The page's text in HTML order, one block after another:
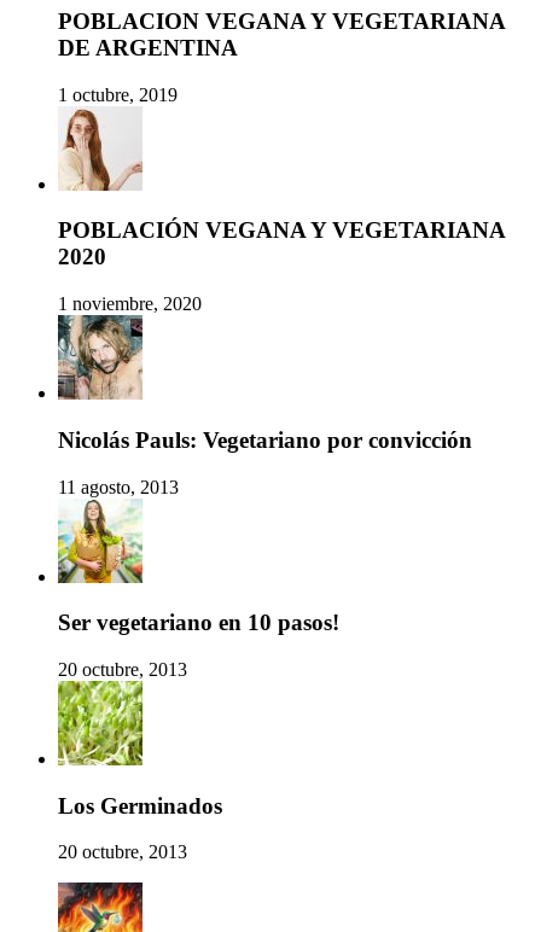
POBLACION VEGANA Y VEGETARIANA
DE ARGENTINA
1 octubre, 2019
POBLACIÓN VEGANA Y VEGETARIANA
2020
1 noviembre, 2020
Nicolás Pauls: Vegetariano por convicción
11 agosto, 2013
Ser vegetariano en 10 pasos!
20 octubre, 2013
Los Germinados
20 octubre, 2013